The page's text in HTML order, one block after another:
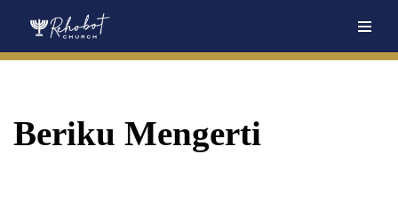
Beriku Mengerti